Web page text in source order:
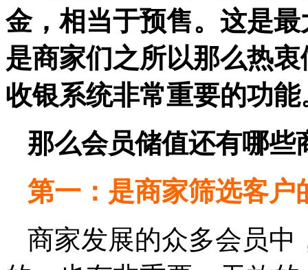
金，相当于预售。这是
是商家们之所以那么热
收银系统非常重要的功能
那么会员储值还有哪些
第一：是商家筛选客户
商家发展的众多会员中